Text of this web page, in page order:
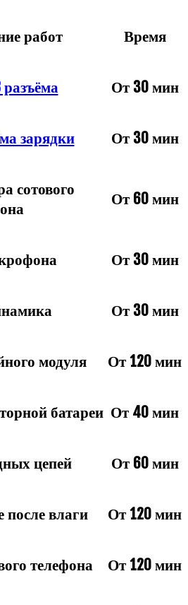
работ Время
разъёма От 30 мин
зарядки От 30 мин
сотового
От 60 мин
От 30 мин
От 30 мин
модуля От 120 мин
батареи От 40 мин
цепей От 60 мин
после влаги От 120 мин
телефона От 120 мин